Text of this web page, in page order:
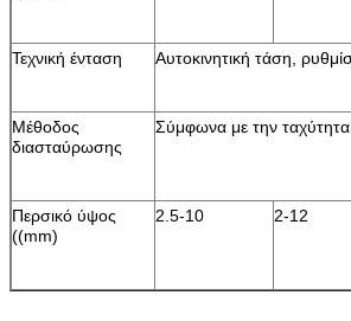
Τεχνική ένταση Αυτοκινητική τάση,
Μέθοδος
διασταύρωσης
Σύμφωνα με την ταχύτητα
Περσικό ύψος
((mm)
2.5-10 2-12